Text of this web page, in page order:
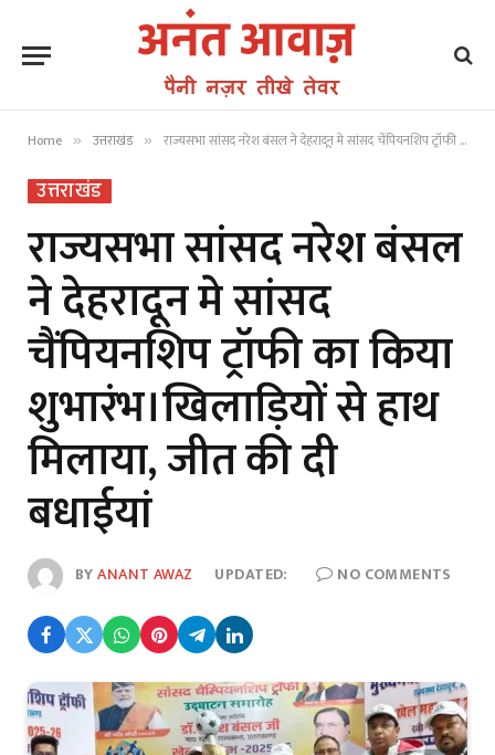
Home » उत्तराखंड » राज्यसभा सांसद नरेश बंसल ने देहरादून मे सांसद चैंपियनशिप ट्रॉफी का किया शुभारंभ।खिलाड़ियों से हाथ मिलाया, जीत की दी बधाईयां
उत्तराखंड
राज्यसभा सांसद नरेश बंसल
ने देहरादून मे सांसद
चैंपियनशिप ट्रॉफी का किया
शुभारंभ।खिलाड़ियों से हाथ
मिलाया, जीत की दी
बधाईयां
BYANANT AWAZ UPDATED: NO COMMENTS